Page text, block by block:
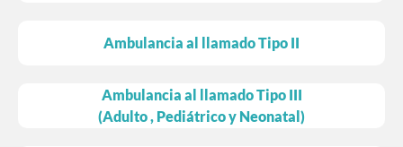
Ambulancia al llamado Tipo II
Ambulancia al llamado Tipo III
(Adulto , Pediátrico y Neonatal)